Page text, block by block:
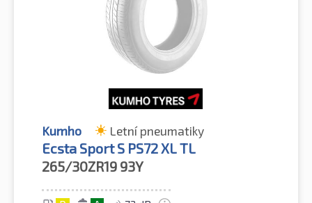
Kumho Letní pneumatiky
Ecsta Sport S PS72 XL TL
265/30ZR19 93Y